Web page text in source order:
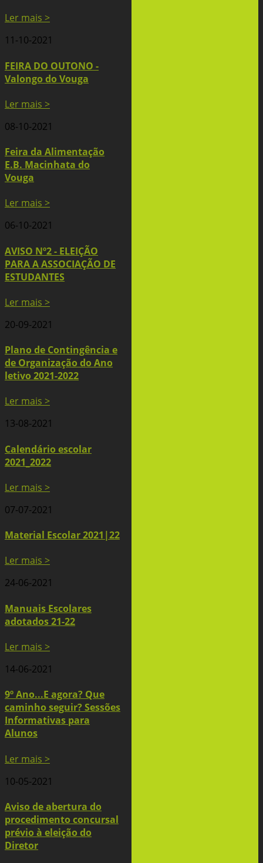
Ler mais >
11-10-2021
FEIRA DO OUTONO -
Valongo do Vouga
Ler mais >
08-10-2021
Feira da Alimentação
E.B. Macinhata do
Vouga
Ler mais >
06-10-2021
AVISO Nº2 - ELEIÇÃO
PARA A ASSOCIAÇÃO DE
ESTUDANTES
Ler mais >
20-09-2021
Plano de Contingência e
de Organização do Ano
letivo 2021-2022
Ler mais >
13-08-2021
Calendário escolar
2021_2022
Ler mais >
07-07-2021
Material Escolar 2021|22
Ler mais >
24-06-2021
Manuais Escolares
adotados 21-22
Ler mais >
14-06-2021
9º Ano...E agora? Que
caminho seguir? Sessões
Informativas para
Alunos
Ler mais >
10-05-2021
Aviso de abertura do
procedimento concursal
prévio à eleição do
Diretor